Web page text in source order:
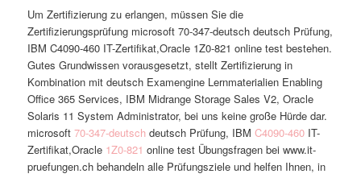
Um Zertifizierung zu erlangen, müssen Sie die
Zertifizierungsprüfung microsoft 70-347-deutsch deutsch Prüfung,
IBM C4090-460 IT-Zertifikat,Oracle 1Z0-821 online test bestehen.
Gutes Grundwissen vorausgesetzt, stellt Zertifizierung in
Kombination mit deutsch Examengine Lernmaterialien Enabling
Office 365 Services, IBM Midrange Storage Sales V2, Oracle
Solaris 11 System Administrator, bei uns keine große Hürde dar.
microsoft70-347-deutsch deutsch Prüfung, IBMC4090-460 IT-
Zertifikat,Oracle 1Z0-821 online test Übungsfragen bei www.it-
pruefungen.ch behandeln alle Prüfungsziele und helfen Ihnen, in